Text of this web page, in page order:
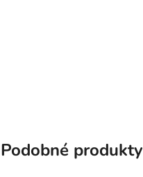
Podobné produkty